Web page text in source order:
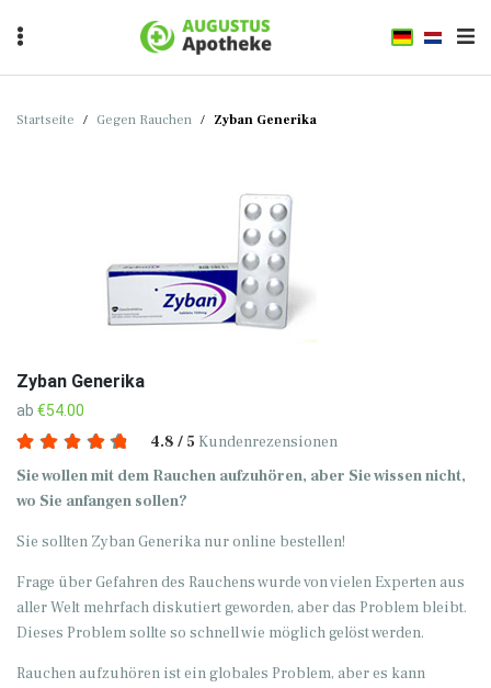
Startseite / Gegen Rauchen / Zyban Generika
Zyban Generika
ab €54.00
4.8 / 5 Kundenrezensionen
Sie wollen mit dem Rauchen aufzuhören, aber Sie wissen nicht,
wo Sie anfangen sollen?
Sie sollten Zyban Generika nur online bestellen!
Frage über Gefahren des Rauchens wurde von vielen Experten aus
aller Welt mehrfach diskutiert geworden, aber das Problem bleibt.
Dieses Problem sollte so schnell wie möglich gelöst werden.
Rauchen aufzuhören ist ein globales Problem, aber es kann